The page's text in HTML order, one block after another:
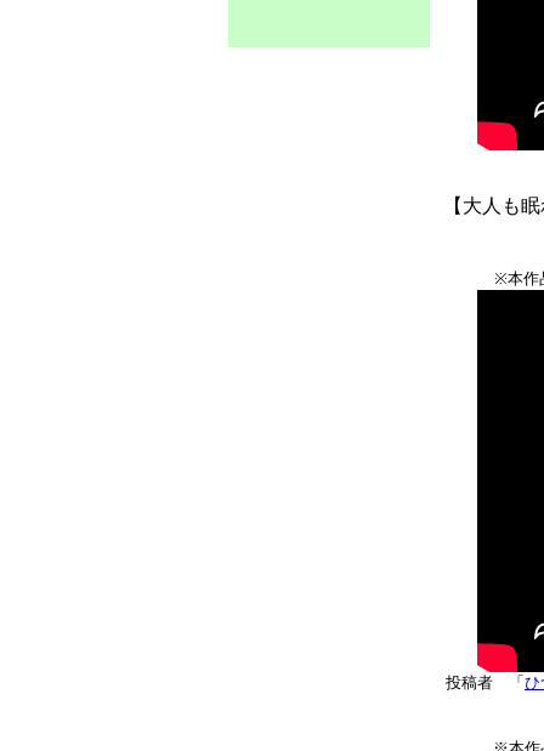
【大人も
※本作
投稿者 「 ひ